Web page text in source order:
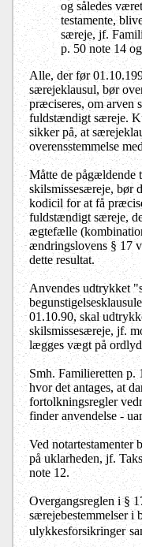
og således
testamente,
særeje, jf.
p. 50 note 14
Alle, der før
særejeklausul, bør
præciseres, om arven
fuldstændigt særeje.
sikker på, at
overensstemmelse
Måtte de pågældende
skilsmissesæreje, bør
kodicil for at få
fuldstændigt særeje,
ægtefælle
ændringslovens § 17
dette resultat.
Anvendes udtrykket
01.10.90, skal
skilsmissesæreje, jf.
lægges vægt på
Smh. Familieretten p.
hvor det antages, at
fortolkningsregler
finder anvendelse -
Ved notartestamenter
på uklarheden, jf.
note 12.
Overgangsreglen i §
særejebestemmelser i
ulykkesforsikringer